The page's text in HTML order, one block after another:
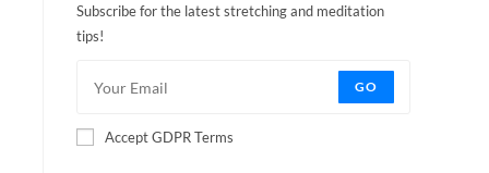
Subscribe for the latest stretching and meditation
tips!
GO
Accept GDPR Terms